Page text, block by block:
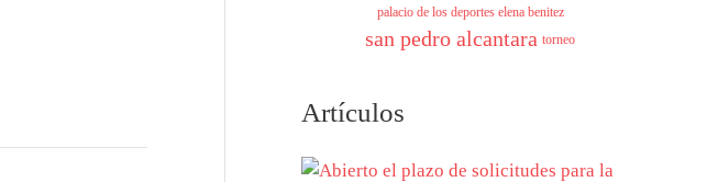
palacio de los deportes elena benitez
san pedro alcantara torneo
Artículos